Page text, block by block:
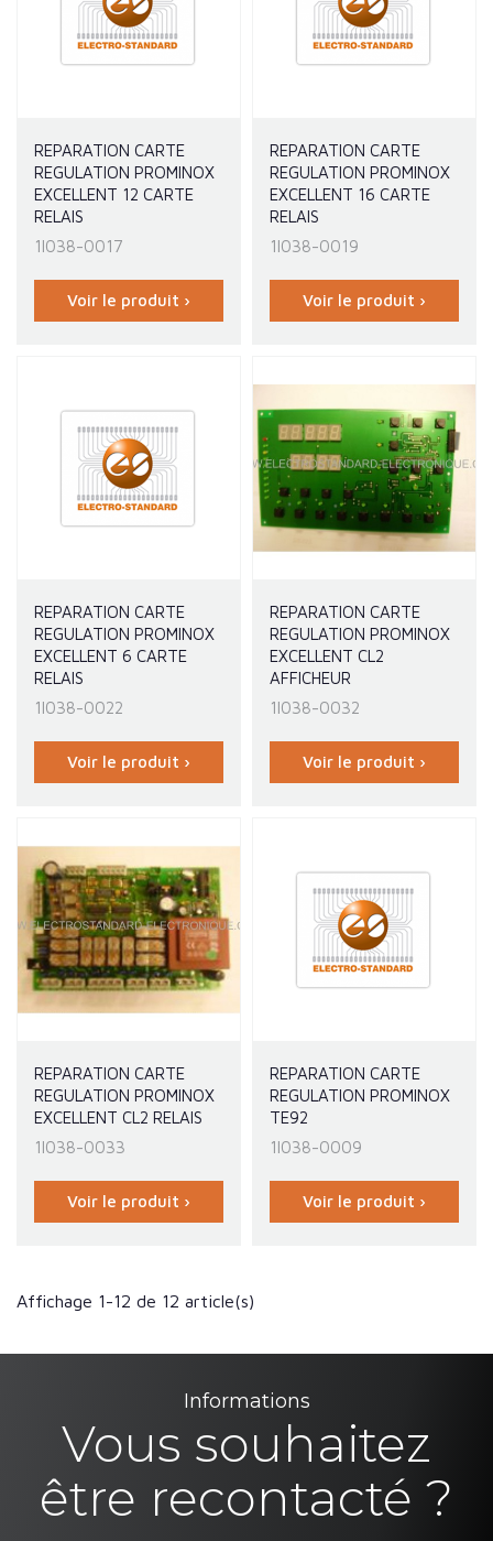
REPARATION CARTE
REGULATION PROMINOX
EXCELLENT 12 CARTE
RELAIS
1I038-0017
Voir le produit ›
REPARATION CARTE
REGULATION PROMINOX
EXCELLENT 16 CARTE
RELAIS
1I038-0019
Voir le produit ›
REPARATION CARTE
REGULATION PROMINOX
EXCELLENT 6 CARTE
RELAIS
1I038-0022
Voir le produit ›
REPARATION CARTE
REGULATION PROMINOX
EXCELLENT CL2
AFFICHEUR
1I038-0032
Voir le produit ›
REPARATION CARTE
REGULATION PROMINOX
EXCELLENT CL2 RELAIS
1I038-0033
Voir le produit ›
REPARATION CARTE
REGULATION PROMINOX
TE92
1I038-0009
Voir le produit ›
Affichage 1-12 de 12 article(s)
Informations
Vous souhaitez
être recontacté ?